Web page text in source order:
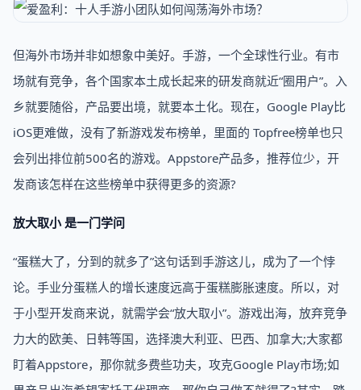
但海外市场并非如想象中美好。手游，一个全球性行业。有市
场就有竞争，各个国家本土成长起来的研发商就近“圈用户”。入
乡就要随俗，产品要出境，就要本土化。现在，Google Play比
iOS更难做，没有了新游戏发布榜单，里面的 Topfree榜单也只
会列出排位前500名的游戏。Appstore产品多，推荐位少，开
发商该怎样在这些榜单中获得更多的资源?
放大取小 是一门学问
“蛋糕大了，分到的就多了”这句话到手游这儿，成为了一个悖
论。手业分蛋糕人的增长速度远高于蛋糕膨胀速度。所以，对
于小型开发商来说，就需学会“放大取小”。游戏出海，放弃竞争
力大的欧美、日韩等国，选择澳大利亚、巴西、加拿大;大家都
盯着Appstore，那你就多费些功夫，攻克Google Play市场;如